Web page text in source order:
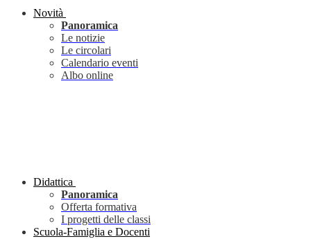
Novità
Panoramica
Le notizie
Le circolari
Calendario eventi
Albo online
Didattica
Panoramica
Offerta formativa
I progetti delle classi
Scuola-Famiglia e Docenti